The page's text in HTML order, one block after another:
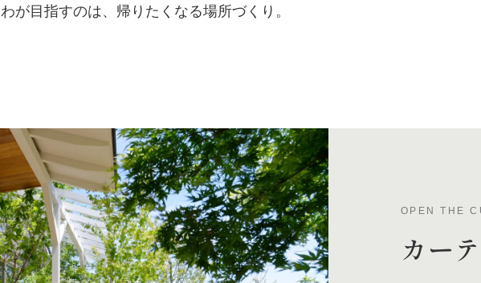
わが目指すのは、帰りたくなる場所づくり。
OPEN THE
カー